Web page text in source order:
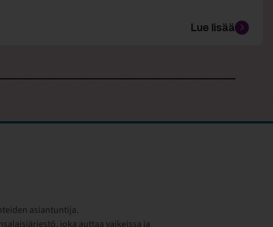
Lue lisää
asiantuntija.
, joka auttaa vaikeissa ja